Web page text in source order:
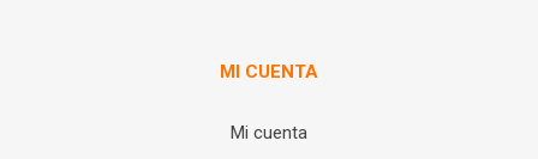
MI CUENTA
Mi cuenta